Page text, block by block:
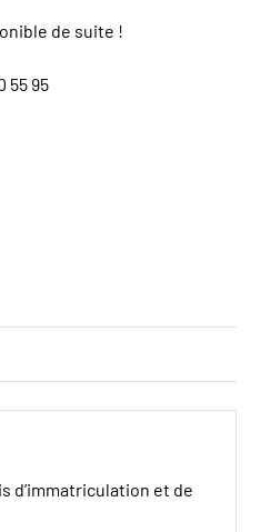
de suite !
55 95
d’immatriculation et de